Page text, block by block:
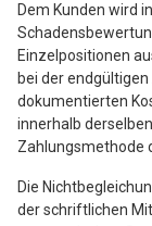
Dem Kunden wird
Einzelpositionen
bei der
dokumentierten
innerhalb
Zahlungsmethode
Die
der schriftlichen